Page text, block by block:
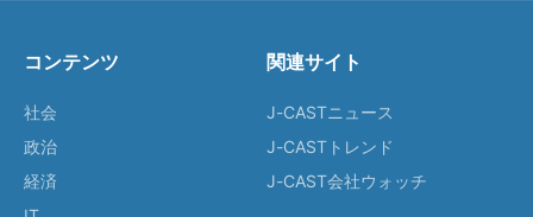
コンテンツ
社会
政治
経済
関連サイト
J-CASTニュース
J-CASTトレンド
J-CAST会社ウォッチ